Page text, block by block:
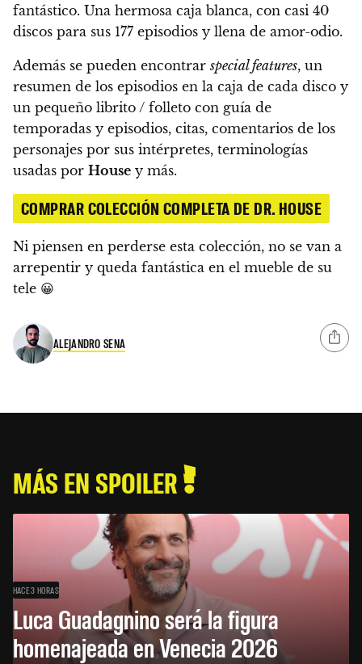
fantástico. Una hermosa caja blanca, con casi 40
discos para sus 177 episodios y llena de amor-odio.
Además se pueden encontrarspecial features, un
resumen de los episodios en la caja de cada disco y
un pequeño librito / folleto con guía de
temporadas y episodios, citas, comentarios de los
personajes por sus intérpretes, terminologías
usadas por House y más.
COMPRAR COLECCIÓN COMPLETA DE DR. HOUSE
Ni piensen en perderse esta colección, no se van a
arrepentir y queda fantástica en el mueble de su
tele 😀
ALEJANDRO SENA
MÁS EN SPOILER
HACE 3 HORAS
Luca Guadagnino será la figura
homenajeada en Venecia 2026